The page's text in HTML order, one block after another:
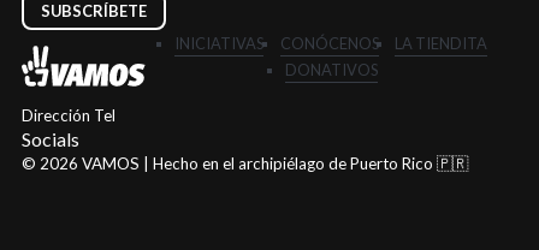
SUBSCRÍBETE
INICIATIVAS
CONÓCENOS
LA TIENDITA
DONATIVOS
Dirección Tel
Socials
© 2026 VAMOS | Hecho en el archipiélago de Puerto Rico 🇵🇷